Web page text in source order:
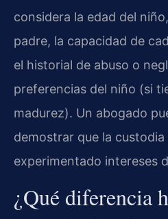
considera la edad del
padre, la capacidad de
el historial de abuso o
preferencias del niño (si
madurez). Un abogado
demostrar que la
experimentado intereses
¿Qué diferencia